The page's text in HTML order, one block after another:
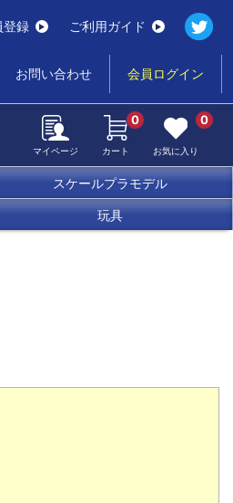
登録 ご利用ガイド
お問い合わせ 会員ログイン
マイページ カート
0
お気に入り
0
スケールプラモデル
玩具